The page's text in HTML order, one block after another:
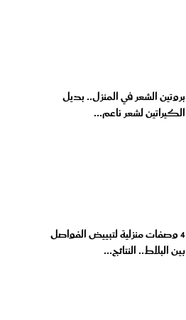
بروتين الشعر في المنزل.. بديل
الكيراتين لشعر ناعم...
4 وصفات منزلية لتبييض الفواصل
بين البلاط.. النتائج...